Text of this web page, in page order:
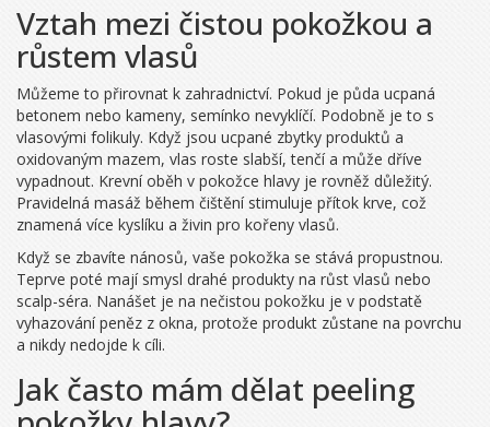
Vztah mezi čistou pokožkou a
růstem vlasů
Můžeme to přirovnat k zahradnictví. Pokud je půda ucpaná
betonem nebo kameny, semínko nevyklíčí. Podobně je to s
vlasovými folikuly. Když jsou ucpané zbytky produktů a
oxidovaným mazem, vlas roste slabší, tenčí a může dříve
vypadnout. Krevní oběh v pokožce hlavy je rovněž důležitý.
Pravidelná masáž během čištění stimuluje přítok krve, což
znamená více kyslíku a živin pro kořeny vlasů.
Když se zbavíte nánosů, vaše pokožka se stává propustnou.
Teprve poté mají smysl drahé produkty na růst vlasů nebo
scalp-séra. Nanášet je na nečistou pokožku je v podstatě
vyhazování peněz z okna, protože produkt zůstane na povrchu
a nikdy nedojde k cíli.
Jak často mám dělat peeling